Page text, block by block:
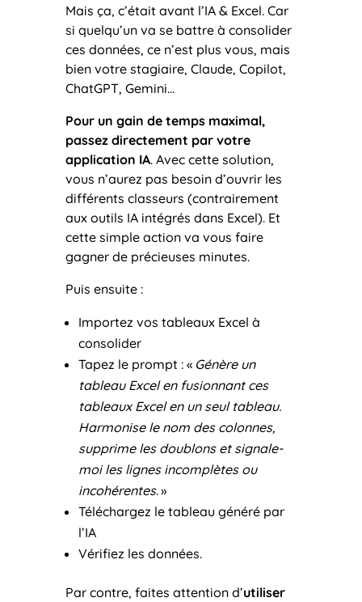
Mais ça, c’était avant l’IA & Excel. Car
si quelqu’un va se battre à consolider
ces données, ce n’est plus vous, mais
bien votre stagiaire, Claude, Copilot,
ChatGPT, Gemini…
Pour un gain de temps maximal,
passez directement par votre
application IA. Avec cette solution,
vous n’aurez pas besoin d’ouvrir les
différents classeurs (contrairement
aux outils IA intégrés dans Excel). Et
cette simple action va vous faire
gagner de précieuses minutes.
Puis ensuite :
Importez vos tableaux Excel à
consolider
Tapez le prompt : « Génère un
tableau Excel en fusionnant ces
tableaux Excel en un seul tableau.
Harmonise le nom des colonnes,
supprime les doublons et signale-
moi les lignes incomplètes ou
incohérentes.»
Téléchargez le tableau généré par
l’IA
Vérifiez les données.
Par contre, faites attention d’utiliser